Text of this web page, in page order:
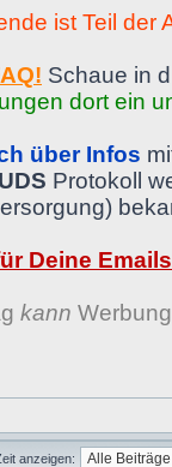
ist Teil der
Schaue in
dort ein
über Infos
UDS Protokoll
Deine
kann
anzeigen: